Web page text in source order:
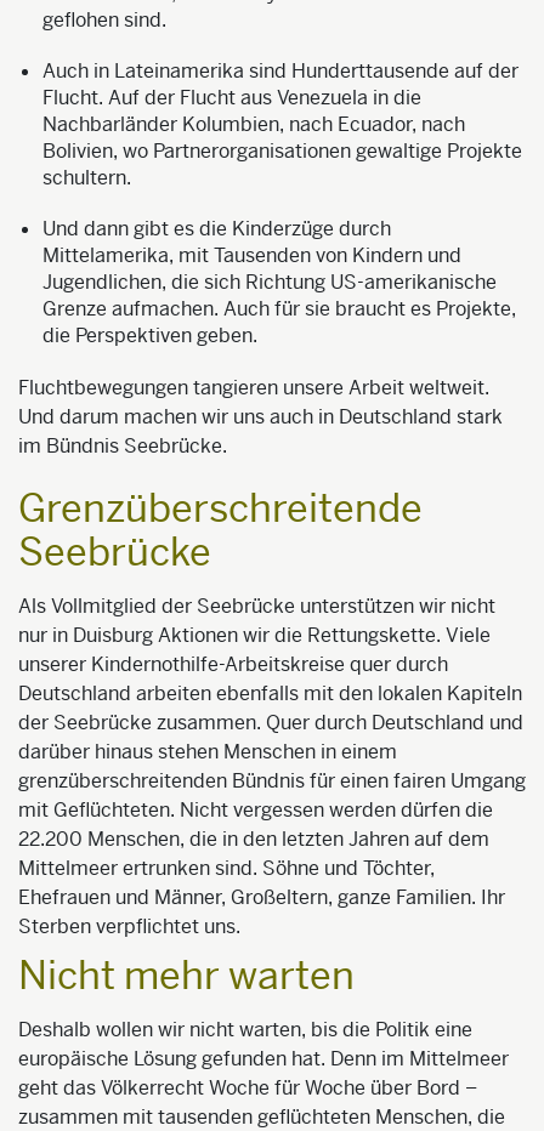
geflohen sind.
Auch in Lateinamerika sind Hunderttausende auf der
Flucht. Auf der Flucht aus Venezuela in die
Nachbarländer Kolumbien, nach Ecuador, nach
Bolivien, wo Partnerorganisationen gewaltige Projekte
schultern.
Und dann gibt es die Kinderzüge durch
Mittelamerika, mit Tausenden von Kindern und
Jugendlichen, die sich Richtung US-amerikanische
Grenze aufmachen. Auch für sie braucht es Projekte,
die Perspektiven geben.
Fluchtbewegungen tangieren unsere Arbeit weltweit.
Und darum machen wir uns auch in Deutschland stark
im Bündnis Seebrücke.
Grenzüberschreitende
Seebrücke
Als Vollmitglied der Seebrücke unterstützen wir nicht
nur in Duisburg Aktionen wir die Rettungskette. Viele
unserer Kindernothilfe-Arbeitskreise quer durch
Deutschland arbeiten ebenfalls mit den lokalen Kapiteln
der Seebrücke zusammen. Quer durch Deutschland und
darüber hinaus stehen Menschen in einem
grenzüberschreitenden Bündnis für einen fairen Umgang
mit Geflüchteten. Nicht vergessen werden dürfen die
22.200 Menschen, die in den letzten Jahren auf dem
Mittelmeer ertrunken sind. Söhne und Töchter,
Ehefrauen und Männer, Großeltern, ganze Familien. Ihr
Sterben verpflichtet uns.
Nicht mehr warten
Deshalb wollen wir nicht warten, bis die Politik eine
europäische Lösung gefunden hat. Denn im Mittelmeer
geht das Völkerrecht Woche für Woche über Bord –
zusammen mit tausenden geflüchteten Menschen, die